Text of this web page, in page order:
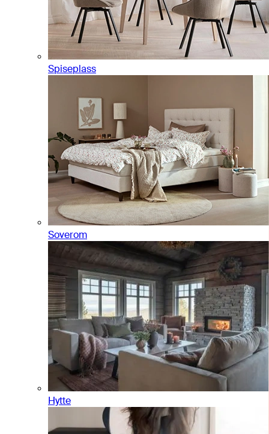
Spiseplass
Soverom
Hytte